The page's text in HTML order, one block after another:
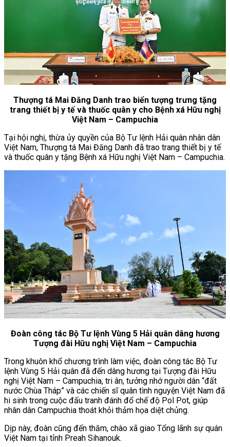
Thượng tá Mai Đăng Danh trao biển tượng trưng tặng
trang thiết bị y tế và thuốc quân y cho Bệnh xá Hữu nghị
Việt Nam – Campuchia
Tại hội nghị, thừa ủy quyền của Bộ Tư lệnh Hải quân nhân dân
Việt Nam, Thượng tá Mai Đăng Danh đã trao trang thiết bị y tế
và thuốc quân y tặng Bệnh xá Hữu nghị Việt Nam – Campuchia.
Đoàn công tác Bộ Tư lệnh Vùng 5 Hải quân dâng hương
Tượng đài Hữu nghị Việt Nam – Campuchia
Trong khuôn khổ chương trình làm việc, đoàn công tác Bộ Tư
lệnh Vùng 5 Hải quân đã đến dâng hương tại Tượng đài Hữu
nghị Việt Nam – Campuchia, tri ân, tưởng nhớ người dân “đất
nước Chùa Tháp” và các chiến sĩ quân tình nguyện Việt Nam đã
hi sinh trong cuộc đấu tranh đánh đổ chế độ Pol Pot, giúp
nhân dân Campuchia thoát khỏi thảm họa diệt chủng.
Dịp này, đoàn cũng đến thăm, chào xã giao Tổng lãnh sự quán
Việt Nam tại tỉnh Preah Sihanouk.